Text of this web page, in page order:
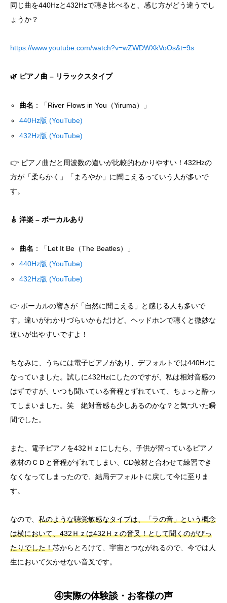
同じ曲を440Hzと432Hzで聴き比べると、感じ方がどう違うでし
ょうか？
https://www.youtube.com/watch?v=wZWDWXkVoOs&t=9s
🌿 ピアノ曲 – リラックスタイプ
曲名 ：「River Flows in You（Yiruma）」
440Hz版 (YouTube)
432Hz版 (YouTube)
👉 ピアノ曲だと周波数の違いが比較的わかりやすい！432Hzの
方が「柔らかく」「まろやか」に聞こえるっていう人が多いで
す。
🎸 洋楽 – ボーカルあり
曲名 ：「Let It Be（The Beatles）」
440Hz版 (YouTube)
432Hz版 (YouTube)
👉 ボーカルの響きが「自然に聞こえる」と感じる人も多いで
す。違いがわかりづらいかもだけど、ヘッドホンで聴くと微妙な
違いが出やすいですよ！
ちなみに、うちには電子ピアノがあり、デフォルトでは440Hzに
なっていました。試しに432Hzにしたのですが、私は相対音感の
はずですが、いつも聞いている音程とずれていて、ちょっと酔っ
てしまいました。笑 絶対音感も少しあるのかな？と気づいた瞬
間でした。
また、電子ピアノを432Ｈｚにしたら、子供が習っているピアノ
教材のＣＤと音程がずれてしまい、CD教材と合わせて練習でき
なくなってしまったので、結局デフォルトに戻して今に至りま
す。
なので、 私のような聴覚敏感なタイプは、「ラの音」という概念
は横において、432Ｈｚは432Ｈｚの音叉！として聞くのがぴっ
たりでした！芯からとろけて、宇宙とつながれるので、今では人
生において欠かせない音叉です。
④実際の体験談・お客様の声